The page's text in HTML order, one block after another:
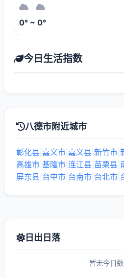
0° ~ 0°
今日生活指数
八德市附近城市
彰化县 嘉义市 嘉义县 新竹市
高雄市 基隆市 连江县 苗栗县
屏东县 台中市 台南市 台北市
日出日落
暂无今日